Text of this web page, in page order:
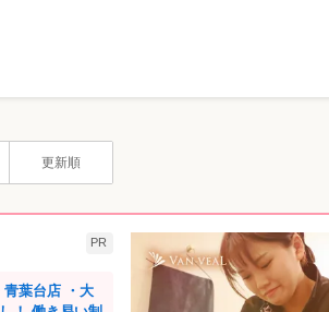
更新順
PR
葉台店 ・大